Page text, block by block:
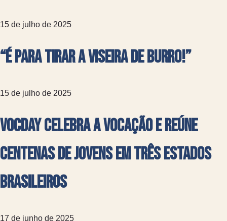
15 de julho de 2025
“É para tirar a viseira de burro!”
15 de julho de 2025
VocDay celebra a vocação e reúne
centenas de jovens em três estados
brasileiros
17 de junho de 2025